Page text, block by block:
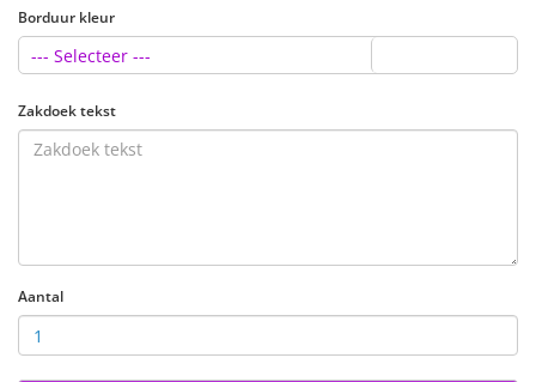
Borduur kleur
--- Selecteer ---
Zakdoek tekst
Aantal